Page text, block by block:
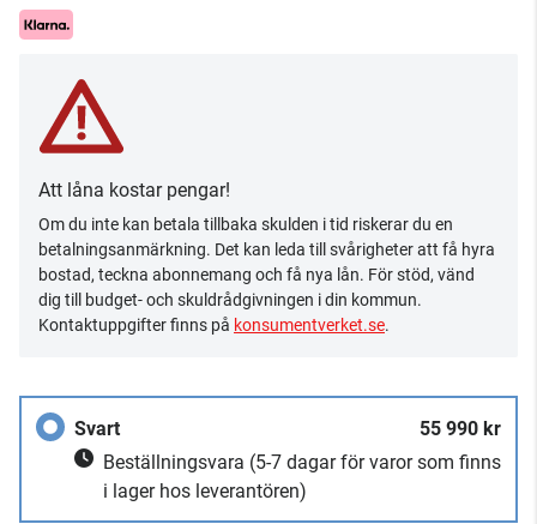
Att låna kostar pengar!
Om du inte kan betala tillbaka skulden i tid riskerar du en
betalningsanmärkning. Det kan leda till svårigheter att få hyra
bostad, teckna abonnemang och få nya lån. För stöd, vänd
dig till budget- och skuldrådgivningen i din kommun.
Kontaktuppgifter finns på konsumentverket.se.
Svart
55 990 kr
Beställningsvara (5-7 dagar för varor som finns
i lager hos leverantören)